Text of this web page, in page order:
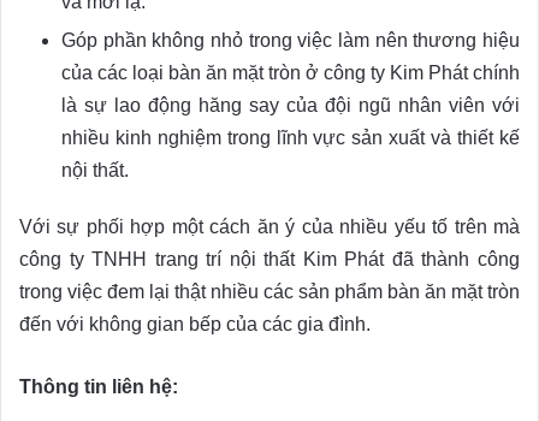
Góp phần không nhỏ trong việc làm nên thương hiệu
của các loại bàn ăn mặt tròn ở công ty Kim Phát chính
là sự lao động hăng say của đội ngũ nhân viên với
nhiều kinh nghiệm trong lĩnh vực sản xuất và thiết kế
nội thất.
Với sự phối hợp một cách ăn ý của nhiều yếu tố trên mà
công ty TNHH trang trí nội thất Kim Phát đã thành công
trong việc đem lại thật nhiều các sản phẩm bàn ăn mặt tròn
đến với không gian bếp của các gia đình.
Thông tin liên hệ: